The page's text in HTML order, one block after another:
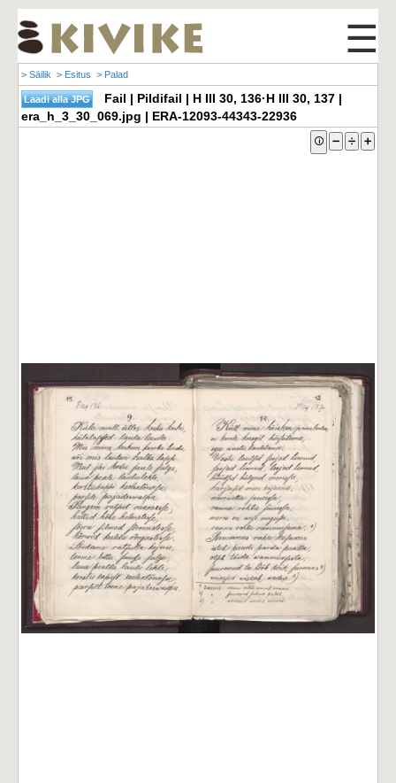
☰
> Säilik > Esitus > Palad
Fail | Pildifail | H III 30, 136·H III 30, 137 |
era_h_3_30_069.jpg | ERA-12093-44343-22936